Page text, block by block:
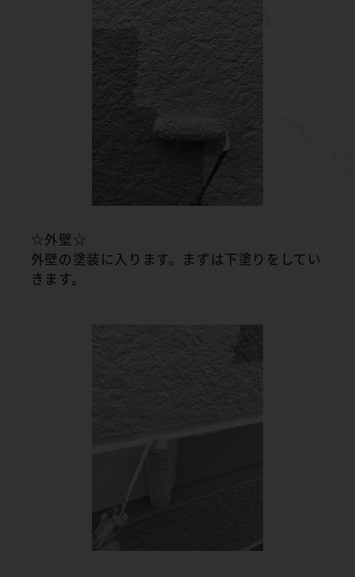
☆外壁☆
外壁の塗装に入ります。まずは下塗りをしてい
きます。